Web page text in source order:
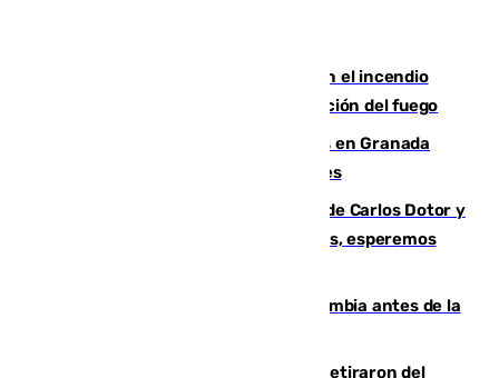
Activado el nivel 2 de emergencia en el incendio
forestal de Niebla por la compleja evolución del fuego
Controlado un incendio de rastrojos en Granada
junto a la autovía y al Callejón de Nogales
Juanfran Funes, sobre las lesiones de Carlos Dotor y
Fernando Calero: “Estamos preocupados, esperemos
Felipe VI refuerza los lazos con Colombia antes de la
Fernando Calero y Carlos Dotor se retiraron del